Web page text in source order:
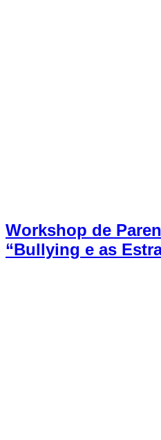
Workshop de
“Bullying e as